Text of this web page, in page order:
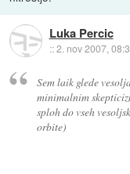
Luka Percic
::2. nov 2007,
Sem laik glede
minimalnim
sploh do vseh
orbite)